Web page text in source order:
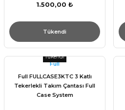
1.500,00 ₺
Tükendi
Tükendi
Full
Full FULLCASE3KTC 3 Katlı
Tekerlekli Takım Çantası Full
Case System